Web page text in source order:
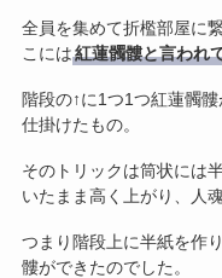
全員を集めて折檻部屋に
こには紅蓮髑髏と言われ
階段の↑に1つ1つ紅蓮髑
仕掛けたもの。
そのトリックは筒状には
いたまま高く上がり、人
つまり階段上に半紙を作
髏ができたのでした。